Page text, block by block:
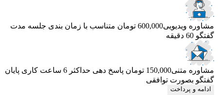
مشاوره ویدیویی600,000 تومان متناسب با زمان بندی جلسه مدت
گفتگو 60 دقیقه
مشاوره متنی150,000 تومان پاسخ دهی حداکثر 6 ساعت کاری
پایان
گفتگو بصورت توافقی
ادامه و پرداخت